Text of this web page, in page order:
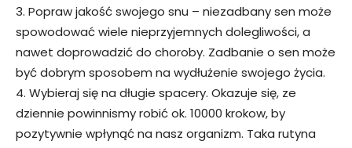
3. Popraw jakość swojego snu – niezadbany sen może
spowodować wiele nieprzyjemnych dolegliwości, a
nawet doprowadzić do choroby. Zadbanie o sen może
być dobrym sposobem na wydłużenie swojego życia.
4. Wybieraj się na długie spacery. Okazuje się, ze
dziennie powinnismy robić ok. 10000 krokow, by
pozytywnie wpłynąć na nasz organizm. Taka rutyna